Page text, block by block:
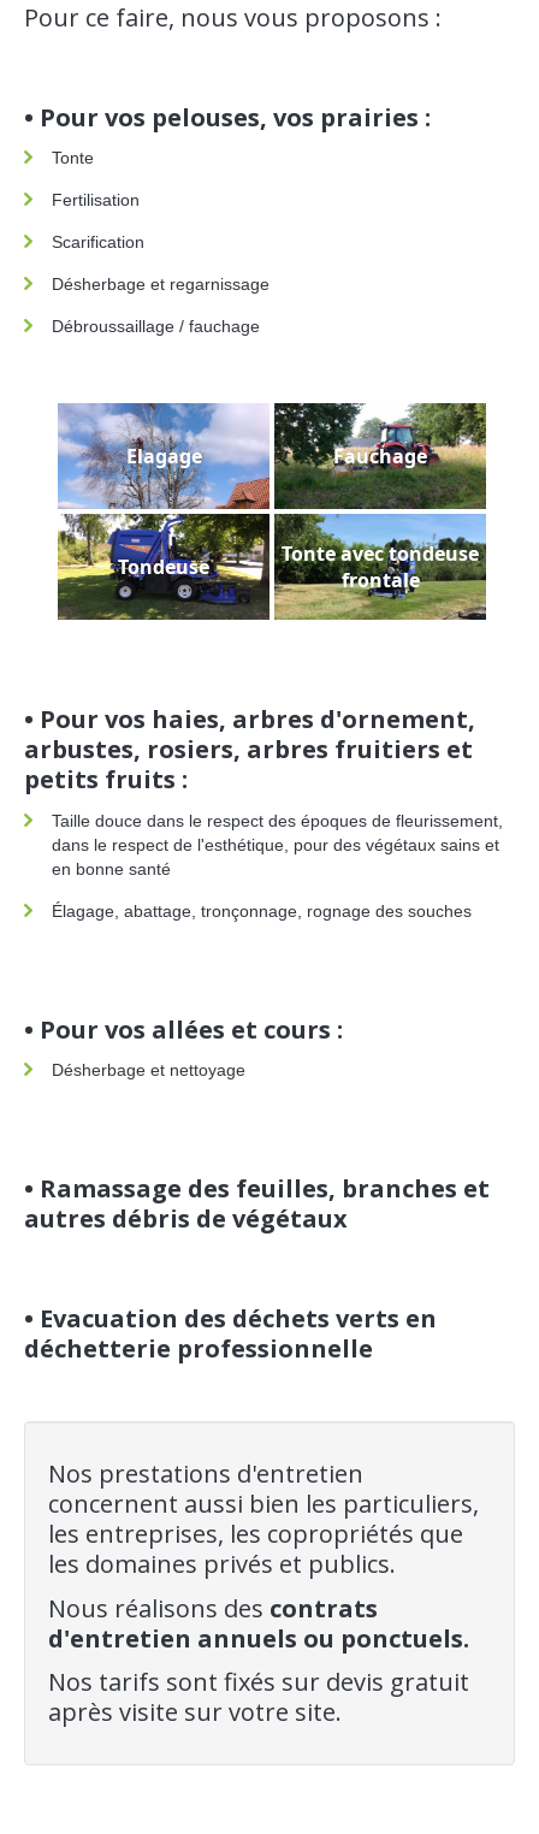
Pour ce faire, nous vous proposons :
• Pour vos pelouses, vos prairies :
Tonte
Fertilisation
Scarification
Désherbage et regarnissage
Débroussaillage / fauchage
Elagage Fauchage
Tondeuse
Tonte avec tondeuse
frontale
• Pour vos haies, arbres d'ornement,
arbustes, rosiers, arbres fruitiers et
petits fruits :
Taille douce dans le respect des époques de fleurissement,
dans le respect de l'esthétique, pour des végétaux sains et
en bonne santé
Élagage, abattage, tronçonnage, rognage des souches
• Pour vos allées et cours :
Désherbage et nettoyage
• Ramassage des feuilles, branches et
autres débris de végétaux
• Evacuation des déchets verts en
déchetterie professionnelle
Nos prestations d'entretien
concernent aussi bien les particuliers,
les entreprises, les copropriétés que
les domaines privés et publics.
Nous réalisons des contrats
d'entretien annuels ou ponctuels.
Nos tarifs sont fixés sur devis gratuit
après visite sur votre site.